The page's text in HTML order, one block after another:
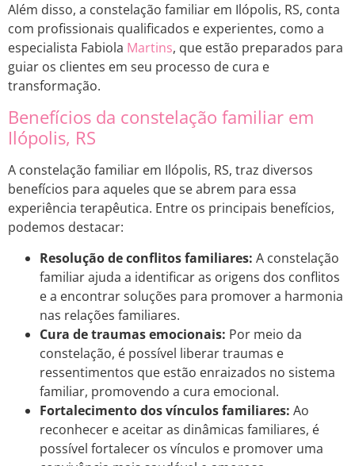
Além disso, a constelação familiar em Ilópolis, RS, conta
com profissionais qualificados e experientes, como a
especialista Fabiola Martins, que estão preparados para
guiar os clientes em seu processo de cura e
transformação.
Benefícios da constelação familiar em
Ilópolis, RS
A constelação familiar em Ilópolis, RS, traz diversos
benefícios para aqueles que se abrem para essa
experiência terapêutica. Entre os principais benefícios,
podemos destacar:
Resolução de conflitos familiares: A constelação
familiar ajuda a identificar as origens dos conflitos
e a encontrar soluções para promover a harmonia
nas relações familiares.
Cura de traumas emocionais: Por meio da
constelação, é possível liberar traumas e
ressentimentos que estão enraizados no sistema
familiar, promovendo a cura emocional.
Fortalecimento dos vínculos familiares: Ao
reconhecer e aceitar as dinâmicas familiares, é
possível fortalecer os vínculos e promover uma